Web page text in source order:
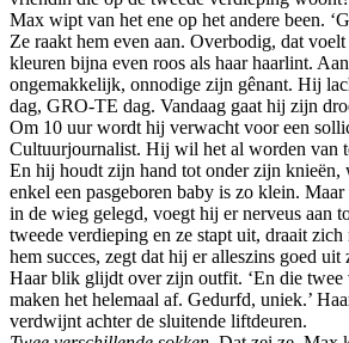
Max wipt van het ene op het andere been.
Ze raakt hem even aan. Overbodig, dat
kleuren bijna even roos als haar haarlint.
ongemakkelijk, onnodige zijn gênant. Hij
dag, GRO-TE dag. Vandaag gaat hij zijn
Om 10 uur wordt hij verwacht voor een
Cultuurjournalist. Hij wil het al worden van
En hij houdt zijn hand tot onder zijn knieën,
enkel een pasgeboren baby is zo klein.
in de wieg gelegd, voegt hij er nerveus aan
tweede verdieping en ze stapt uit, draait zich
hem succes, zegt dat hij er alleszins goed uit
Haar blik glijdt over zijn outfit. ‘En die twee
maken het helemaal af. Gedurfd, uniek.’
verdwijnt achter de sluitende liftdeuren.